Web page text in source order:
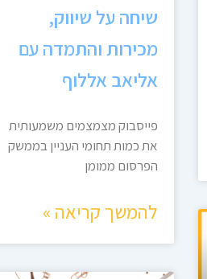
שיחה על שיווק,
מכירות והתמדה עם
אליאב אללוף
פייסבוק מצמצמים משמעותית
את כמות תחומי העניין בממשק
הפרסום ממומן
להמשך קריאה »